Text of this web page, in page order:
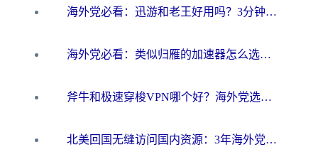
海外党必看：迅游和老王好用吗？3分钟选对加速国内网络的加速器
海外党必看：类似归雁的加速器怎么选？一篇搞定无缝访问国内资源
斧牛和极速穿梭VPN哪个好？海外党选回国加速器必看的真实对比与避坑指南
北美回国无缝访问国内资源：3年海外党亲测的加速器选择指南